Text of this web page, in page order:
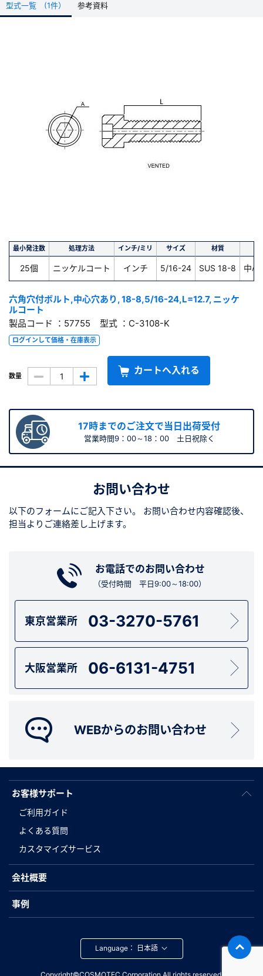
型式一覧 (1件） 参考資料
最小発注数 処理方法 インチ/ミリ サイズ 材質
25個 ニッケルコート インチ 5/16-24 SUS 18-8 中心
六角穴付ボルト,中心穴あり, 18-8,5/16-24,L=12.7, ニッケ
ルコート
製品コード ：57755 型式 ：C-3108-K
ログインして価格・在庫表示
数量 カートへ入れる
17時までのご注文で当日出荷受付
営業時間9：00～18：00 土日祝除く
お問い合わせ
以下のフォームにご記入下さい。
お問い合わせ内容確認後、
担当よりご連絡差し上げます。
お電話でのお問い合わせ
（受付時間 平日9:00～18:00）
東京営業所 03-3270-5761
大阪営業所 06-6131-4751
WEBからのお問い合わせ
お客様サポート
ご利用ガイド
よくある質問
カスタマイズサービス
会社概要
事例
Language：